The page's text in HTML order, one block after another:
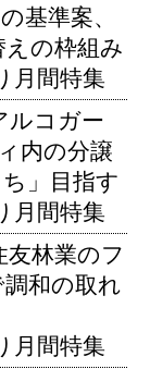
基準案、
の枠組み
月間特集
ルコガー
内の分譲
」目指す
月間特集
友林業のフ
和の取れ
月間特集